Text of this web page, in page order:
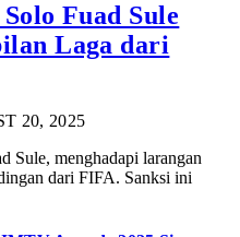
Fuad Sule
Laga dari
20, 2025
Sule, menghadapi larangan
dari FIFA. Sanksi ini